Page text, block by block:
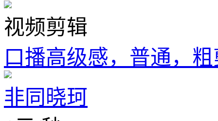
视频剪辑
口播高级感，普通，
非同晓珂